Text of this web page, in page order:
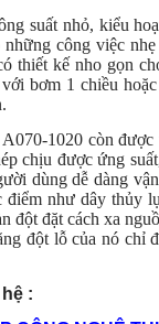
suất nhỏ, kiểu
công việc
thiết kế nho gọn
bơm 1 chiều
1020 còn
chịu được ứng
dùng dễ dàng
điểm như dây thủy
đột đặt cách xa
đột lỗ của nó chỉ
: